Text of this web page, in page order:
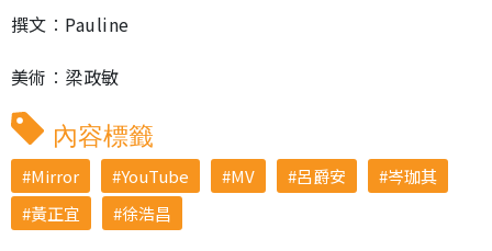
撰文︰Pauline
美術︰梁政敏
內容標籤
Mirror YouTube MV 呂爵安
岑珈其
黃正宜
徐浩昌